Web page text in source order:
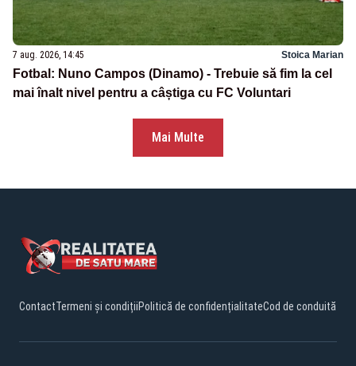
7 aug. 2026, 14:45 Stoica Marian
Fotbal: Nuno Campos (Dinamo) - Trebuie să fim la cel
mai înalt nivel pentru a câștiga cu FC Voluntari
Mai Multe
ContactTermeni și condițiiPolitică de confidențialitateCod de conduită